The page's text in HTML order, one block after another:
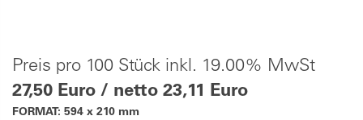
Preis pro 100 Stück inkl. 19.00% MwSt
27,50 Euro / netto 23,11 Euro
FORMAT: 594 x 210 mm